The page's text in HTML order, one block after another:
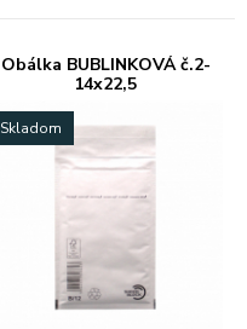
Obálka BUBLINKOVÁ č.2-
14x22,5
Skladom